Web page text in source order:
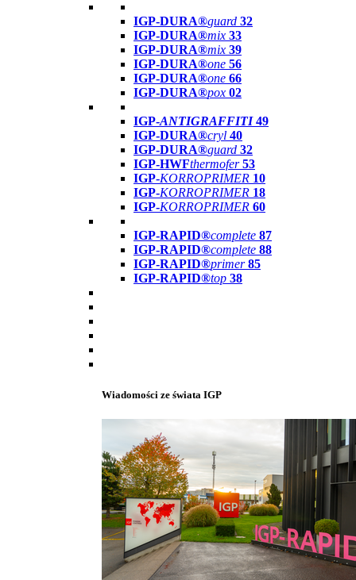
IGP-DURA®guard 32
IGP-DURA®mix 33
IGP-DURA®mix 39
IGP-DURA®one 56
IGP-DURA®one 66
IGP-DURA®pox 02
IGP-ANTIGRAFFITI49
IGP-DURA®cryl 40
IGP-DURA®guard 32
IGP-HWFthermofer 53
IGP-KORROPRIMER 10
IGP-KORROPRIMER 18
IGP-KORROPRIMER 60
IGP-RAPID®complete 87
IGP-RAPID®complete 88
IGP-RAPID®primer 85
IGP-RAPID®top 38
Wiadomości ze świata IGP